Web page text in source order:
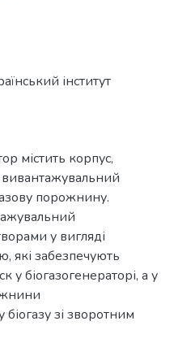
інститут
містить корпус,
порожнину.
у вигляді
які забезпечують
біогазогенераторі, а у
зі зворотним